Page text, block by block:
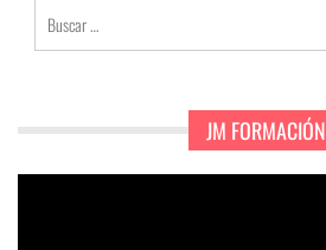
Buscar:
JM FORMACIÓN